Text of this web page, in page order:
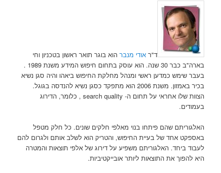
ד"ראודי מנבר הוא בוגר תואר ראשון בטכניון וחי
בארה"ב כבר 30 שנה. הוא עוסק בתחום חיפוש המידע משנת 1989 .
בעבר שימש כמדען ראשי ומנהל מחלקת החיפוש ביאהו והיה סגן נשיא
בכיר באמזון. משנת 2006 הוא מתפקד כסגן נשיא להנדסה בגוגל.
הצוות שלו אחראי על תחום ה- search quality , כלומר, הדירוג
בעמודים.
האלגוריתם שהם פיתחו בנוי מאלפי חלקים שונים. כל חלק מטפל
באספקט אחד של בעיית החיפוש, והטריק הוא לשלב אותם ולגרום להם
לעבוד ביחד. האלגוריתם משפיע על דירוג של אלפי תוצאות והמטרה
היא להפוך את התוצאות ליותר אובייקטיביות.